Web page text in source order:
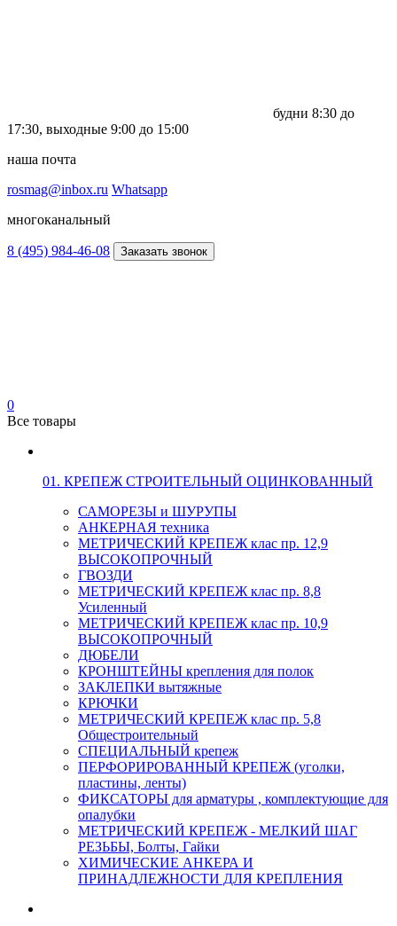
будни 8:30 до
17:30, выходные 9:00 до 15:00
наша почта
rosmag@inbox.ru Whatsapp
многоканальный
8 (495) 984-46-08 Заказать звонок
0
Все товары
01. КРЕПЕЖ СТРОИТЕЛЬНЫЙ ОЦИНКОВАННЫЙ
САМОРЕЗЫ и ШУРУПЫ
АНКЕРНАЯ техника
МЕТРИЧЕСКИЙ КРЕПЕЖ клас пр. 12,9
ВЫСОКОПРОЧНЫЙ
ГВОЗДИ
МЕТРИЧЕСКИЙ КРЕПЕЖ клас пр. 8,8
Усиленный
МЕТРИЧЕСКИЙ КРЕПЕЖ клас пр. 10,9
ВЫСОКОПРОЧНЫЙ
ДЮБЕЛИ
КРОНШТЕЙНЫ крепления для полок
ЗАКЛЕПКИ вытяжные
КРЮЧКИ
МЕТРИЧЕСКИЙ КРЕПЕЖ клас пр. 5,8
Общестроительный
СПЕЦИАЛЬНЫЙ крепеж
ПЕРФОРИРОВАННЫЙ КРЕПЕЖ (уголки,
пластины, ленты)
ФИКСАТОРЫ для арматуры , комплектующие для
опалубки
МЕТРИЧЕСКИЙ КРЕПЕЖ - МЕЛКИЙ ШАГ
РЕЗЬБЫ, Болты, Гайки
ХИМИЧЕСКИЕ АНКЕРА И
ПРИНАДЛЕЖНОСТИ ДЛЯ КРЕПЛЕНИЯ